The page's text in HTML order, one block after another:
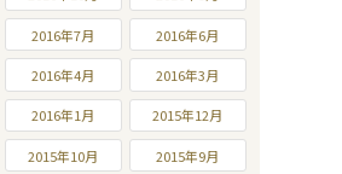
2016年7月 2016年6月
2016年4月 2016年3月
2016年1月 2015年12月
2015年10月 2015年9月